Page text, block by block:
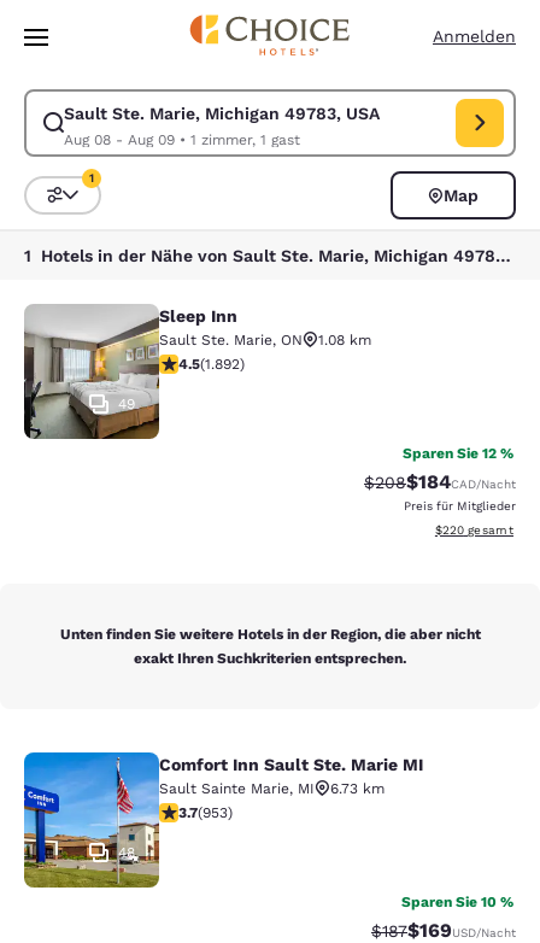
Weiter Zu Hauptinhalt
Anmelden
Sault Ste. Marie, Michigan 49783, USA
Aug 08 - Aug 09• 1 zimmer, 1 gast
Suche für Sault Ste. Marie, Michigan 49783, USA ändern. Check-in-
Sortieren und Filtern,
1
Map
1 Hotels in der Nähe von Sault Ste. Marie, Michigan 49783, USA entsprechen Ihren Filtern
Sleep Inn
49
Sleep Inn
Sault Ste. Marie, ON
1.08 km
4.5-Sterne-Bewertung. Hervorragend. 1892
4.5(1.892)
Sparen Sie 12 %
Durchgestrichener
$208Vergünstigter
$184CAD/Nacht
Preis für Mitglieder
Geschätzte
$220 gesamt
Unten finden Sie weitere Hotels in der Region, die aber nicht
exakt Ihren Suchkriterien entsprechen.
Comfort Inn Sault Ste. Marie MI
48
Comfort Inn Sault Ste. Marie MI
Sault Sainte Marie, MI
6.73 km
3.72-Sterne-Bewertung. Gut. 953 Bewertungen
3.7(953)
Sparen Sie 10 %
Durchgestrichener
$187Vergünstigter
$169USD/Nacht